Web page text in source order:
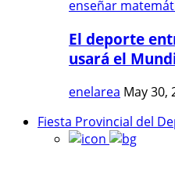
El deporte
usará el
enelarea May 30,
Fiesta Provincial del